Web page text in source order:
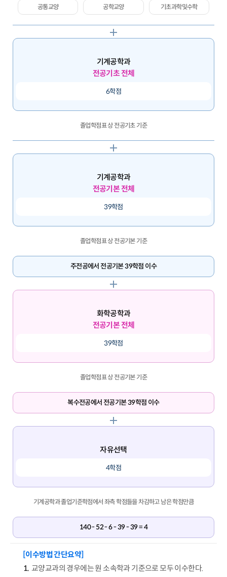
공통교양 공학교양 기초과학및수학
기계공학과
전공기초 전체
6학점
졸업학점표 상 전공기초 기준
기계공학과
전공기본 전체
39학점
졸업학점표 상 전공기본 기준
주전공에서 전공기본 39학점 이수
화학공학과
전공기본 전체
39학점
졸업학점표 상 전공기본 기준
복수전공에서 전공기본 39학점 이수
자유선택
4학점
기계공학과 졸업기준학점에서 좌측 학점들을 차감하고 남은 학점만큼
140 - 52 - 6 - 39 - 39 = 4
[이수방법 간단요약]
교양교과의 경우에는 원 소속학과 기준으로 모두 이수한다.